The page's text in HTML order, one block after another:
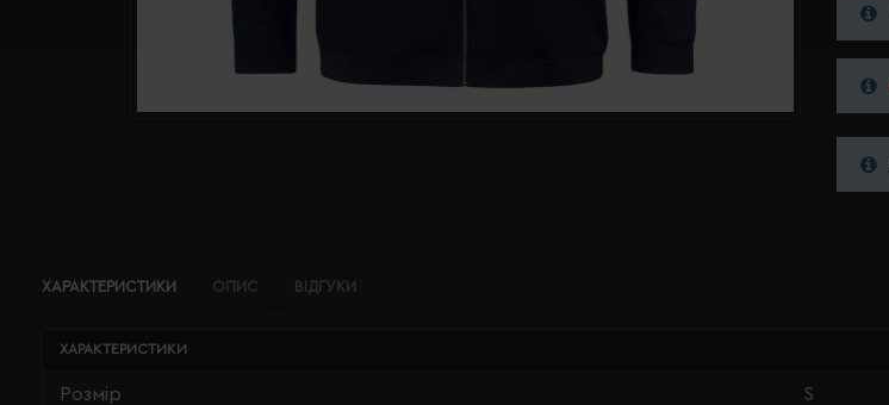
ХАРАКТЕРИСТИКИ ОПИС ВІДГУКИ
ХАРАКТЕРИСТИКИ
Розмір S